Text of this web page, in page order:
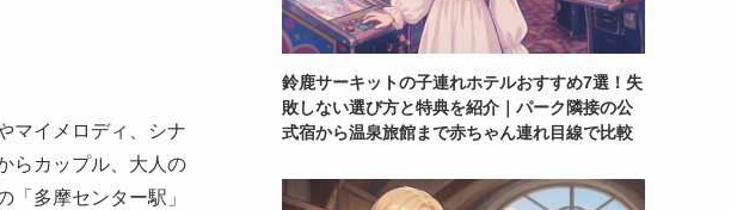
マイメロディ、シナ
らカップル、大人の
多摩センター駅」
鈴鹿サーキットの子連れホテルおすすめ7選！失
敗しない選び方と特典を紹介｜パーク隣接の公
式宿から温泉旅館まで赤ちゃん連れ目線で比較